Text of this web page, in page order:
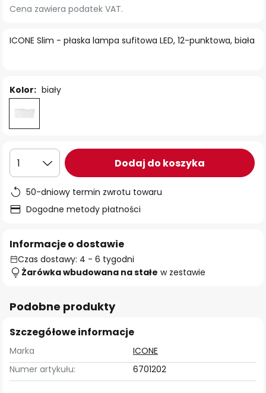
początek
ICONE Slim - płaska lampa sufitowa LED, 12-punktowa, biała
Cena zawiera podatek VAT.
Kolor: biały
1 Dodaj do koszyka
50-dniowy termin zwrotu towaru
Dogodne metody płatności
Informacje o dostawie
Czas dostawy: 4 - 6 tygodni
Żarówka wbudowana na stałe w zestawie
Podobne produkty
Szczegółowe informacje
Marka
ICONE
Numer artykułu:
6701202